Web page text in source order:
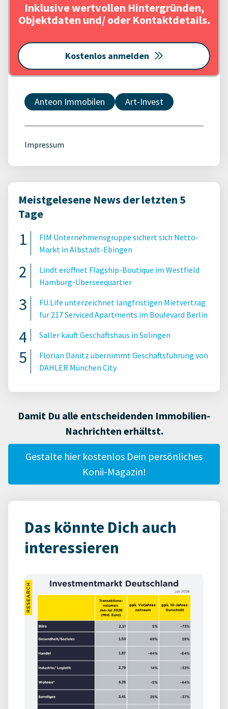
Inklusive wertvollen Hintergründen,
Objektdaten und/ oder Kontaktdetails.
Kostenlos anmelden
Anteon Immobilen Art-Invest
Impressum
Meistgelesene News der letzten 5
Tage
FIM Unternehmensgruppe sichert sich Netto-
Markt in Albstadt-Ebingen
Lindt eröffnet Flagship-Boutique im Westfield
Hamburg-Überseequartier
FU.Life unterzeichnet langfristigen Mietvertrag
für 217 Serviced Apartments im Boulevard Berlin
Saller kauft Geschäftshaus in Solingen
Florian Danitz übernimmt Geschäftsführung von
DAHLER München City
Damit Du alle entscheidenden Immobilien-
Nachrichten erhältst.
Gestalte hier kostenlos Dein persönliches
Konii-Magazin!
Das könnte Dich auch
interessieren